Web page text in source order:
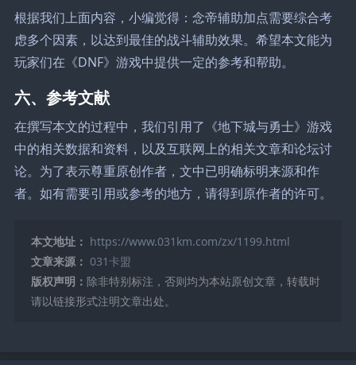
根据我们上面内容，小编觉得：念帝辅助加点需要综合考
虑多个因素，以达到最佳的战斗辅助效果。希望本文能为
玩家们在《DNF》游戏中提供一定的参考和帮助。
六、参考文献
在撰写本文的过程中，我们引用了《地下城与勇士》游戏
中的相关数据和资料，以及互联网上的相关文章和论坛讨
论。为了表示尊重原创作者，文中已明确标明来源和作
者。如有需要引用或参考的地方，请得到原作者的许可。
本文地址： https://www.031km.com/zx/1199.html
文章来源： 031卡盟
版权声明： 除非特别标注，否则均为本站原创文章，转载时
请以链接形式注明文章出处。